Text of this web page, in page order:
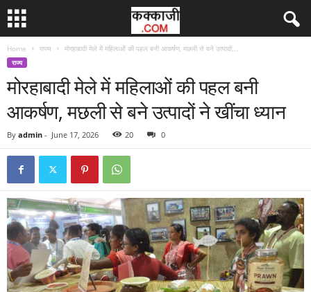
Home राज्य मोरहाबादी मेले में महिलाओं की पहल बनी आकर्षण, मछली से बने उत्पादों...
राज्य
मोरहाबादी मेले में महिलाओं की पहल बनी
आकर्षण, मछली से बने उत्पादों ने खींचा ध्यान
By admin - June 17, 2026 20 0